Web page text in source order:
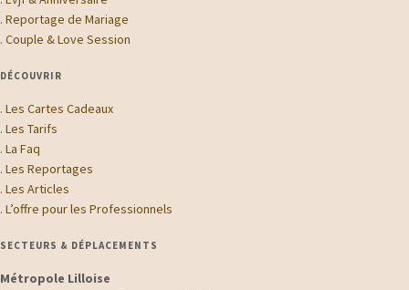
.Reportage de Mariage
.Couple & Love Session
DÉCOUVRIR
.Les Cartes Cadeaux
.Les Tarifs
.La Faq
.Les Reportages
.Les Articles
.L’offre pour les Professionnels
SECTEURS & DÉPLACEMENTS
Métropole Lilloise